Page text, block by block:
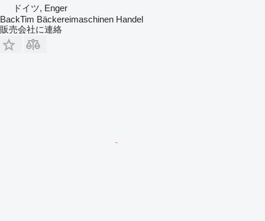
ドイツ, Enger
BackTim Bäckereimaschinen Handel
販売会社に連絡